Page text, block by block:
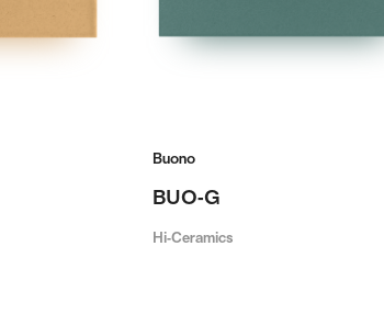
Buono
BUO-G
Hi-Ceramics